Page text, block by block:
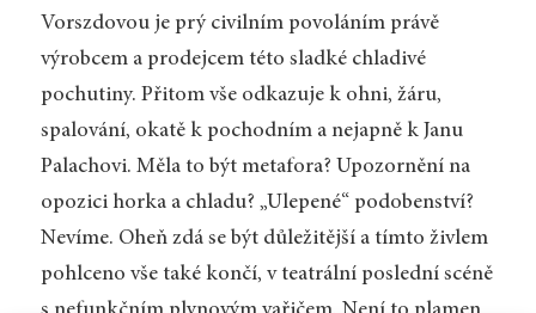
Vorszdovou je prý civilním povoláním právě
výrobcem a prodejcem této sladké chladivé
pochutiny. Přitom vše odkazuje k ohni, žáru,
spalování, okatě k pochodním a nejapně k Janu
Palachovi. Měla to být metafora? Upozornění na
opozici horka a chladu? „Ulepené“ podobenství?
Nevíme. Oheň zdá se být důležitější a tímto živlem
pohlceno vše také končí, v teatrální poslední scéně